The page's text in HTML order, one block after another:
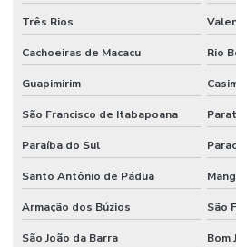
Três Rios
Cachoeiras de Macacu Rio
Guapimirim
São Francisco de Itabapoana
Paraíba do Sul
Santo Antônio de Pádua
Armação dos Búzios São
São João da Barra Bom